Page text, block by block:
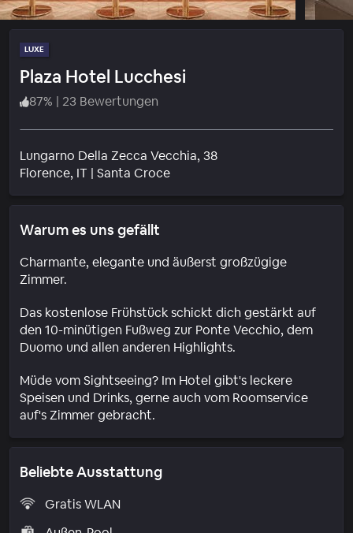
LUXE
Plaza Hotel Lucchesi
87% | 23 Bewertungen
Lungarno Della Zecca Vecchia, 38
Florence, IT | Santa CroceWohngebiet
Warum es uns gefällt
Charmante, elegante und äußerst großzügige
Zimmer.
Das kostenlose Frühstück schickt dich gestärkt auf
den 10-minütigen Fußweg zur Ponte Vecchio, dem
Duomo und allen anderen Highlights.
Müde vom Sightseeing? Im Hotel gibt's leckere
Speisen und Drinks, gerne auch vom Roomservice
auf's Zimmer gebracht.
Beliebte Ausstattung
Gratis WLAN